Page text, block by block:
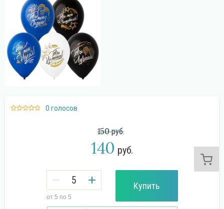
0 голосов
150руб.
140 руб.
от 5 по 5
Купить